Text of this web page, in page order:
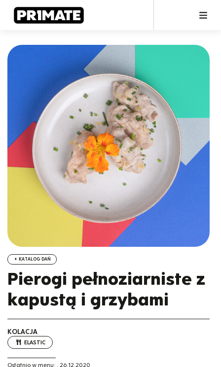
KATALOG DAŃ
Pierogi pełnoziarniste z
kapustą i grzybami
KOLACJA
ELASTIC
Ostatnio w menu: , 26.12.2020